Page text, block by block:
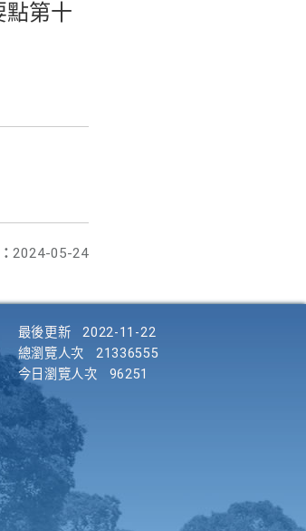
點第十
2024-05-24
最後更新
2022-11-22
總瀏覽人次
21336555
今日瀏覽人次
96251